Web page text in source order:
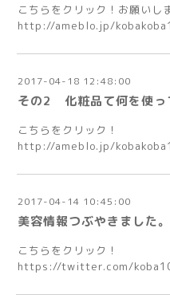
こちらをクリック！お願いし
http://ameblo.jp/
2017-04-18 12:48:00
その2 化粧品て何を使
こちらをクリック！
http://ameblo.jp/
2017-04-14 10:45:00
美容情報つぶやきました。
こちらをクリック！
https://twitter.com/